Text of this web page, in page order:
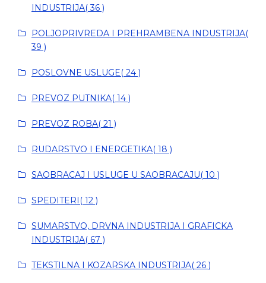
INDUSTRIJA( 36 )
POLJOPRIVREDA I PREHRAMBENA INDUSTRIJA(
39 )
POSLOVNE USLUGE( 24 )
PREVOZ PUTNIKA( 14 )
PREVOZ ROBA( 21 )
RUDARSTVO I ENERGETIKA( 18 )
SAOBRACAJ I USLUGE U SAOBRACAJU( 10 )
SPEDITERI( 12 )
SUMARSTVO, DRVNA INDUSTRIJA I GRAFICKA
INDUSTRIJA( 67 )
TEKSTILNA I KOZARSKA INDUSTRIJA( 26 )